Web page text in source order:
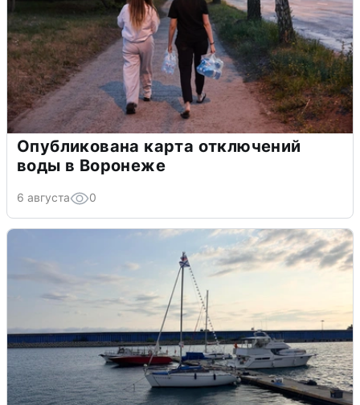
Опубликована карта отключений
воды в Воронеже
6 августа 0